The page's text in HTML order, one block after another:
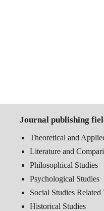
Journal publishing
Theoretical and
Literature and
Philosophical Studies
Psychological Studies
Social Studies
Historical Studies